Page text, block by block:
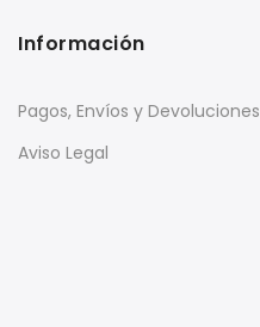
Información
Pagos, Envíos y Devoluciones
Aviso Legal